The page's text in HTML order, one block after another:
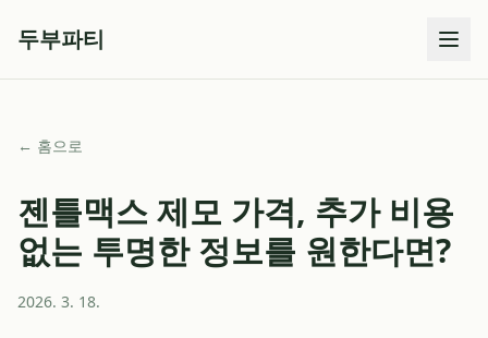
두부파티
← 홈으로
젠틀맥스 제모 가격, 추가 비용
없는 투명한 정보를 원한다면?
2026. 3. 18.